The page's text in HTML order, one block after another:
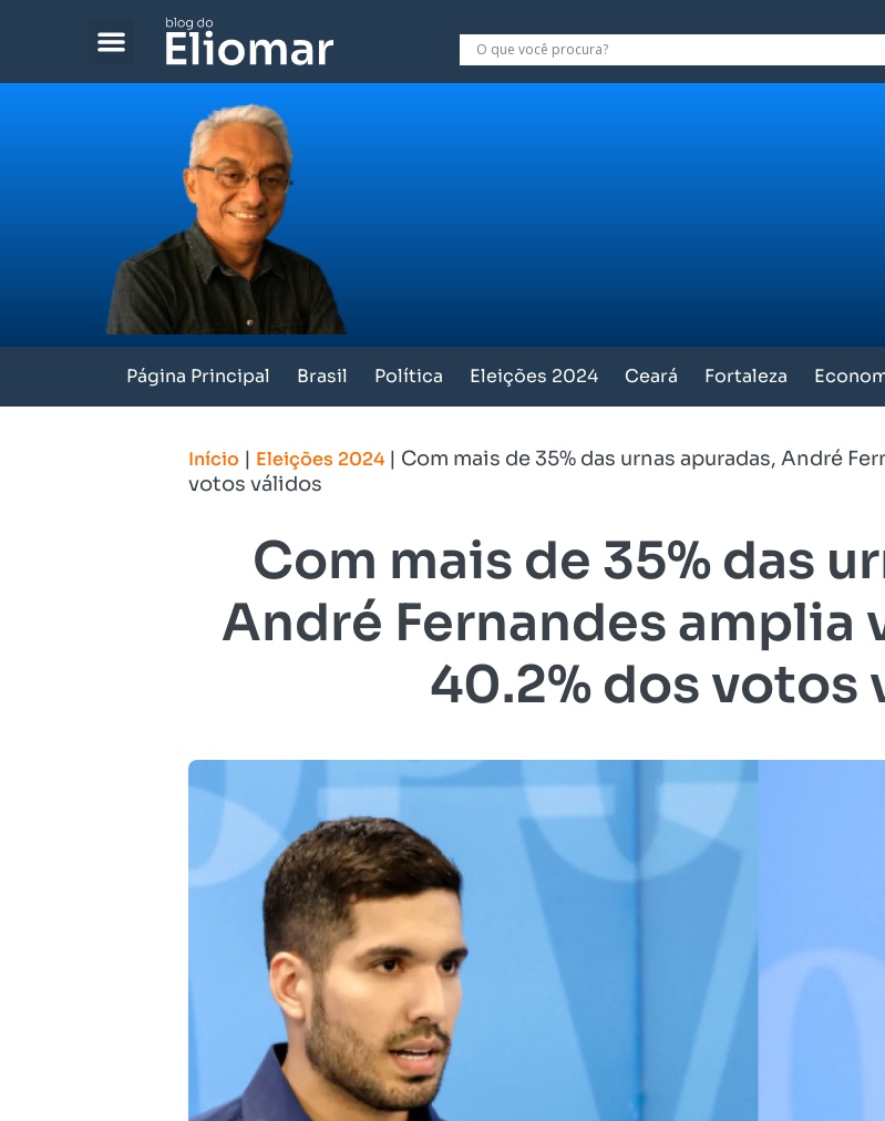
Página Principal Brasil Política Eleições 2024 Ceará Fortaleza
Início | Eleições 2024| Com mais de 35% das urnas apuradas, André
votos válidos
Com mais de 35% das
André Fernandes amplia
40.2% dos votos